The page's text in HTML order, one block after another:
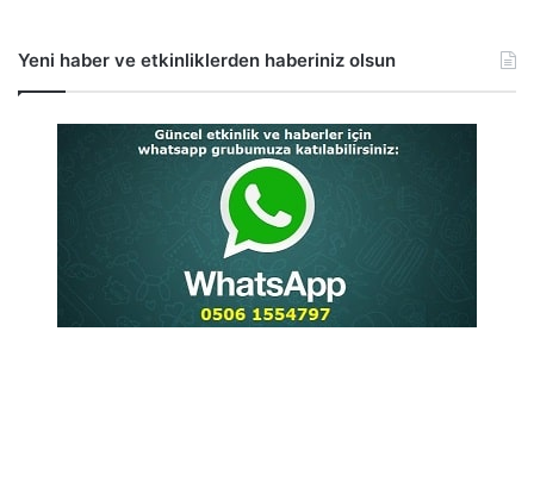
Yeni haber ve etkinliklerden haberiniz olsun